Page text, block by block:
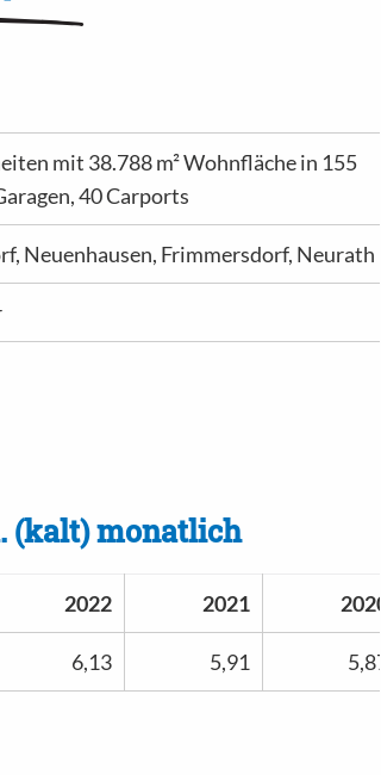
mit 38.788 m² Wohnfläche in 155
40 Carports
Neuenhausen, Frimmersdorf, Neurath
(kalt) monatlich
2022 2021 2020
6,13 5,91 5,87